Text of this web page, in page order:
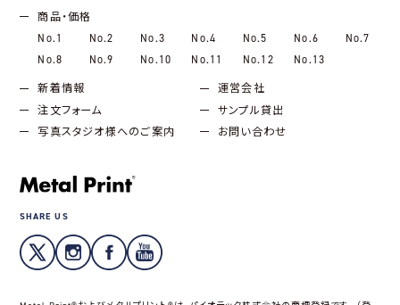
商品・価格
No.1
No.2 No.3 No.4 No.5 No.6
No.7
No.8
No.9 No.10 No.11 No.12 No.13
新着情報
運営会社
注文フォーム
サンプル貸出
写真スタジオ様へのご案内
お問い合わせ
SHARE US